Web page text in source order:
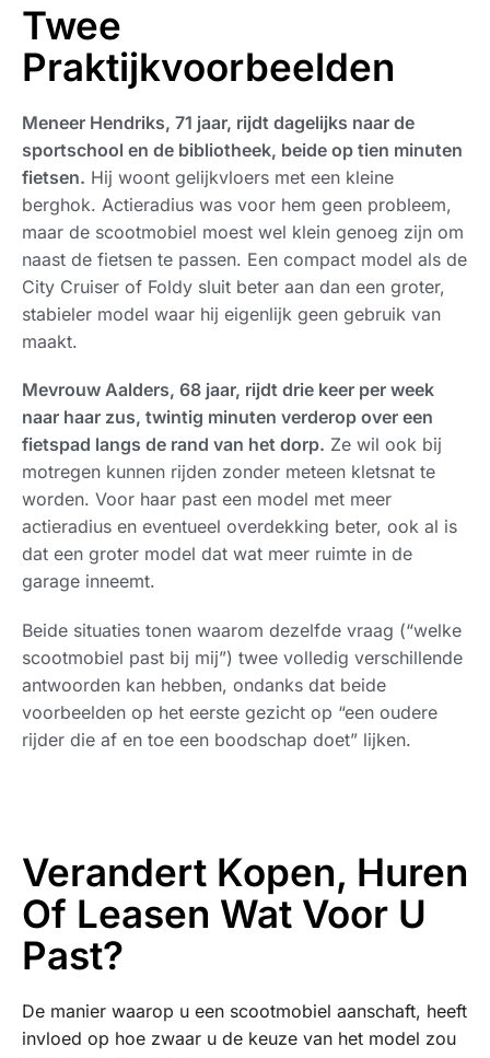
Twee
Praktijkvoorbeelden
Meneer Hendriks, 71 jaar, rijdt dagelijks naar de
sportschool en de bibliotheek, beide op tien minuten
fietsen. Hij woont gelijkvloers met een kleine
berghok. Actieradius was voor hem geen probleem,
maar de scootmobiel moest wel klein genoeg zijn om
naast de fietsen te passen. Een compact model als de
City Cruiser of Foldy sluit beter aan dan een groter,
stabieler model waar hij eigenlijk geen gebruik van
maakt.
Mevrouw Aalders, 68 jaar, rijdt drie keer per week
naar haar zus, twintig minuten verderop over een
fietspad langs de rand van het dorp. Ze wil ook bij
motregen kunnen rijden zonder meteen kletsnat te
worden. Voor haar past een model met meer
actieradius en eventueel overdekking beter, ook al is
dat een groter model dat wat meer ruimte in de
garage inneemt.
Beide situaties tonen waarom dezelfde vraag (“welke
scootmobiel past bij mij”) twee volledig verschillende
antwoorden kan hebben, ondanks dat beide
voorbeelden op het eerste gezicht op “een oudere
rijder die af en toe een boodschap doet” lijken.
Verandert Kopen, Huren
Of Leasen Wat Voor U
Past?
De manier waarop u een scootmobiel aanschaft, heeft
invloed op hoe zwaar u de keuze van het model zou